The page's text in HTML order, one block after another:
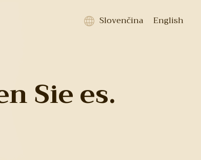
Slovenčina English
Sie es.